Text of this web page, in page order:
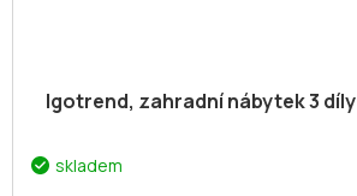
Igotrend, zahradní nábytek 3
skladem